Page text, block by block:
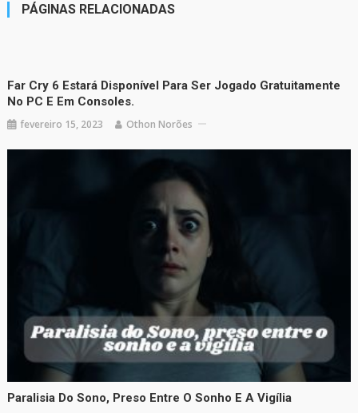
PÁGINAS RELACIONADAS
Far Cry 6 Estará Disponível Para Ser Jogado Gratuitamente
No PC E Em Consoles.
fevereiro 15, 2023 Othon Norões
Paralisia Do Sono, Preso Entre O Sonho E A Vigília